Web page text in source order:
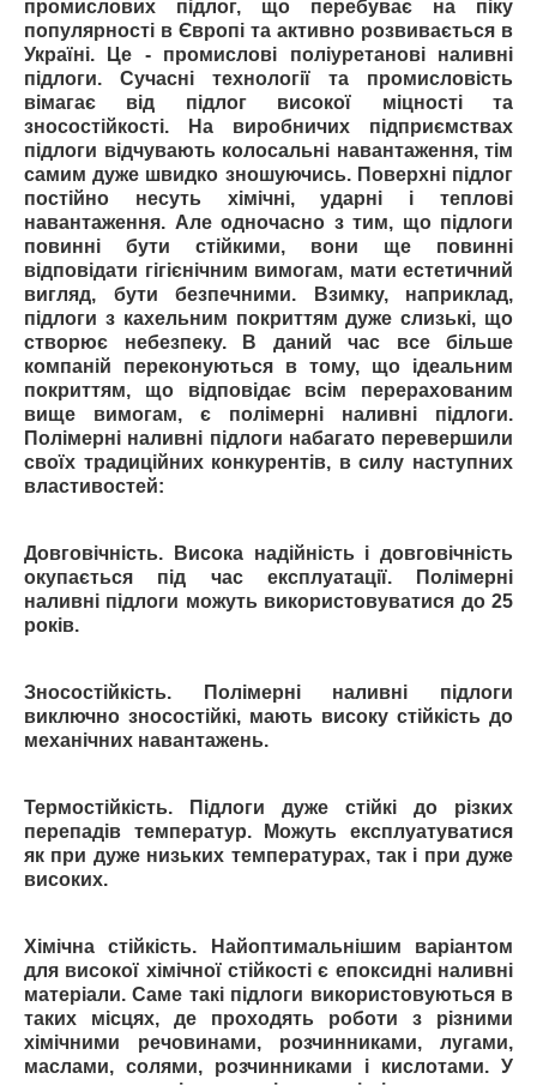
промислових підлог, що перебуває на піку
популярності в Європі та активно розвивається в
Україні. Це - промислові поліуретанові наливні
підлоги. Сучасні технології та промисловість
вімагає від підлог високої міцності та
зносостійкості. На виробничих підприємствах
підлоги відчувають колосальні навантаження, тім
самим дуже швидко зношуючись. Поверхні підлог
постійно несуть хімічні, ударні і теплові
навантаження. Але одночасно з тим, що підлоги
повинні бути стійкими, вони ще повинні
відповідати гігієнічним вимогам, мати естетичний
вигляд, бути безпечними. Взимку, наприклад,
підлоги з кахельним покриттям дуже слизькі, що
створює небезпеку. В даний час все більше
компаній переконуються в тому, що ідеальним
покриттям, що відповідає всім перерахованим
вище вимогам, є полімерні наливні підлоги.
Полімерні наливні підлоги набагато перевершили
своїх традиційних конкурентів, в силу наступних
властивостей:
Довговічність. Висока надійність і довговічність
окупається під час експлуатації. Полімерні
наливні підлоги можуть використовуватися до 25
років.
Зносостійкість. Полімерні наливні підлоги
виключно зносостійкі, мають високу стійкість до
механічних навантажень.
Термостійкість. Підлоги дуже стійкі до різких
перепадів температур. Можуть експлуатуватися
як при дуже низьких температурах, так і при дуже
високих.
Хімічна стійкість. Найоптимальнішим варіантом
для високої хімічної стійкості є епоксидні наливні
матеріали. Саме такі підлоги використовуються в
таких місцях, де проходять роботи з різними
хімічними речовинами, розчинниками, лугами,
маслами, солями, розчинниками і кислотами. У